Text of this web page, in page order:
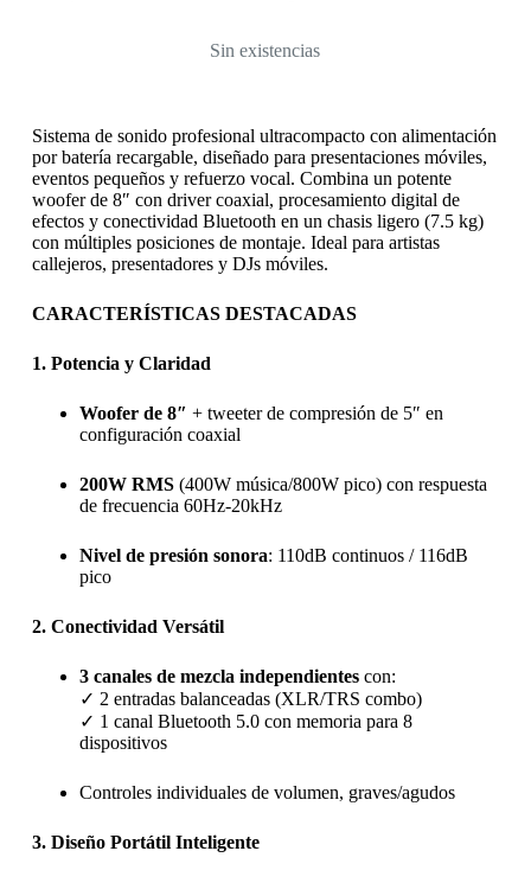
Sin existencias
Sistema de sonido profesional ultracompacto con alimentación
por batería recargable, diseñado para presentaciones móviles,
eventos pequeños y refuerzo vocal. Combina un potente
woofer de 8″ con driver coaxial, procesamiento digital de
efectos y conectividad Bluetooth en un chasis ligero (7.5 kg)
con múltiples posiciones de montaje. Ideal para artistas
callejeros, presentadores y DJs móviles.
CARACTERÍSTICAS DESTACADAS
1. Potencia y Claridad
Woofer de 8″ + tweeter de compresión de 5″ en
configuración coaxial
200W RMS(400W música/800W pico) con respuesta
de frecuencia 60Hz-20kHz
Nivel de presión sonora: 110dB continuos / 116dB
pico
2. Conectividad Versátil
3 canales de mezcla independientescon:
✓ 2 entradas balanceadas (XLR/TRS combo)
✓ 1 canal Bluetooth 5.0 con memoria para 8
dispositivos
Controles individuales de volumen, graves/agudos
3. Diseño Portátil Inteligente